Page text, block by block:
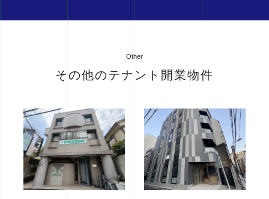
Other
その他のテナント開業物件